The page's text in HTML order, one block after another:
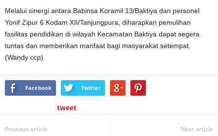
Melalui sinergi antara Babinsa Koramil 13/Baktiya dan personel
Yonif Zipur 6 Kodam XII/Tanjungpura, diharapkan pemulihan
fasilitas pendidikan di wilayah Kecamatan Baktiya dapat segera
tuntas dan memberikan manfaat bagi masyarakat setempat.
(Wandy ccp)
Facebook Twitter
tweet
Previous article Next article